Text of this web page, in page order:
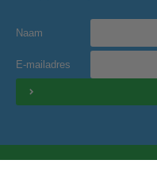
Naam
E-mailadres